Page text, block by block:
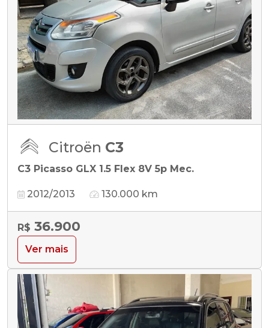
Citroën C3
C3 Picasso GLX 1.5 Flex 8V 5p Mec.
2012/2013 130.000 km
R$ 36.900
Ver mais